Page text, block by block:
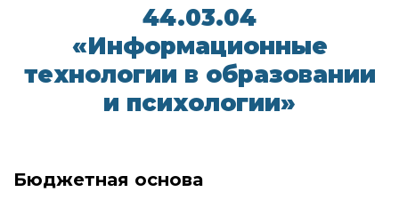
44.03.04
«Информационные
технологии в образовании
и психологии»
Бюджетная основа